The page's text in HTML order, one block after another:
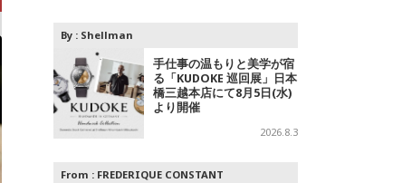
By : Shellman
手仕事の温もりと美学が宿
る「KUDOKE 巡回展」日本
橋三越本店にて8月5日(水)
より開催
2026.8.3
From : FREDERIQUE CONSTANT